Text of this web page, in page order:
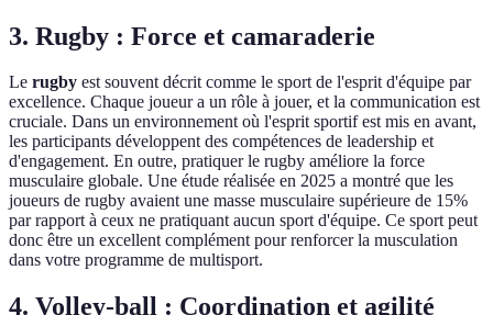
3. Rugby : Force et camaraderie
Le rugby est souvent décrit comme le sport de l'esprit d'équipe par
excellence. Chaque joueur a un rôle à jouer, et la communication est
cruciale. Dans un environnement où l'esprit sportif est mis en avant,
les participants développent des compétences de leadership et
d'engagement. En outre, pratiquer le rugby améliore la force
musculaire globale. Une étude réalisée en 2025 a montré que les
joueurs de rugby avaient une masse musculaire supérieure de 15%
par rapport à ceux ne pratiquant aucun sport d'équipe. Ce sport peut
donc être un excellent complément pour renforcer la musculation
dans votre programme de multisport.
4. Volley-ball : Coordination et agilité